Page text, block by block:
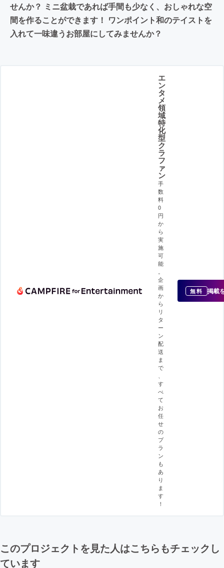
せんか？ ミニ盆栽であれば手間も少なく、おしゃれな空
間を作ることができます！ ワンポイント和のテイストを
入れて一味違うお部屋にしてみませんか？
エ
ン
タ
メ
領
域
特
化
型
ク
ラ
フ
ァ
ン
手
数
料
0
円
か
ら
実
施
可
能
企
画
か
ら
リ
タ
ー
ン
配
送
ま
で
す
べ
て
お
任
せ
の
プ
ラ
ン
も
あ
り
ま
す
！
無料 掲載
このプロジェクトを見た人はこちらもチェックし
ています